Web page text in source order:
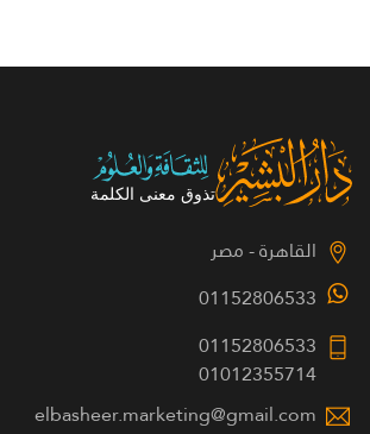
القاهرة - مصر
01152806533
01152806533
01012355714
elbasheer.marketing@gmail.com